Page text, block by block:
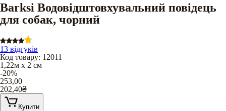
Barksi Водовідштовхувальний повідець
для собак, чорний
13 відгуків
Код товару: 12011
1,22м х 2 см
-20%
253,00
202,40₴
Купити